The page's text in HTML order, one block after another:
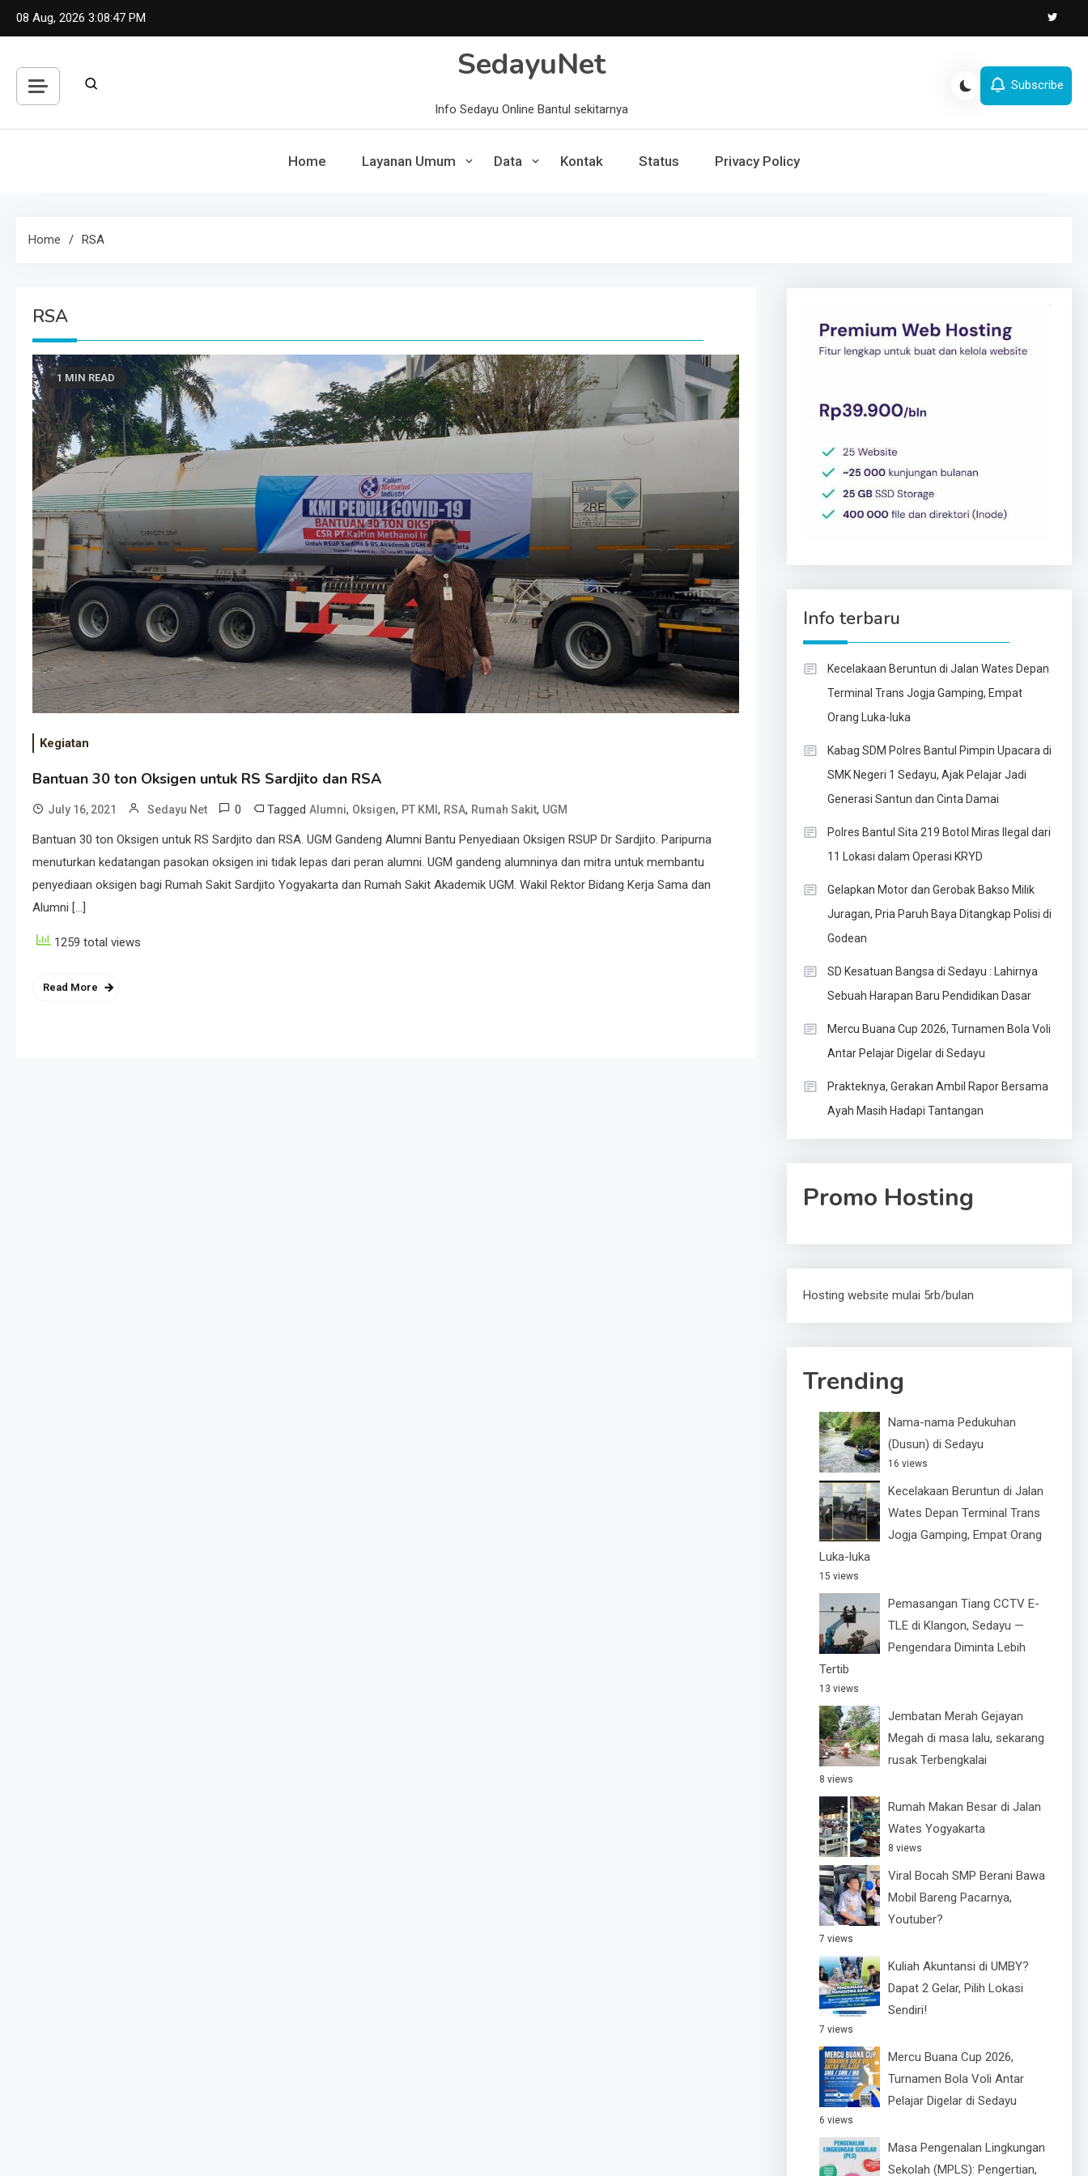
Skip
08 Aug, 2026 3:08:48 PM
SedayuNet
Info Sedayu Online Bantul sekitarnya
Subscribe
Home Layanan Umum Data Kontak Status Privacy Policy
Home RSA
RSA
1 MIN READ
Kegiatan
Bantuan 30 ton Oksigen untuk RS Sardjito dan RSA
July 16, 2021 Sedayu Net 0 Tagged Alumni, Oksigen, PT KMI , RSA, Rumah Sakit, UGM
Bantuan 30 ton Oksigen untuk RS Sardjito dan RSA. UGM Gandeng Alumni Bantu Penyediaan Oksigen RSUP Dr Sardjito. Paripurna
menuturkan kedatangan pasokan oksigen ini tidak lepas dari peran alumni. UGM gandeng alumninya dan mitra untuk membantu
penyediaan oksigen bagi Rumah Sakit Sardjito Yogyakarta dan Rumah Sakit Akademik UGM. Wakil Rektor Bidang Kerja Sama dan
Alumni […]
1259 total views
Read More
Info terbaru
Kecelakaan Beruntun di Jalan Wates Depan
Terminal Trans Jogja Gamping, Empat
Orang Luka-luka
Kabag SDM Polres Bantul Pimpin Upacara di
SMK Negeri 1 Sedayu, Ajak Pelajar Jadi
Generasi Santun dan Cinta Damai
Polres Bantul Sita 219 Botol Miras Ilegal dari
11 Lokasi dalam Operasi KRYD
Gelapkan Motor dan Gerobak Bakso Milik
Juragan, Pria Paruh Baya Ditangkap Polisi di
Godean
SD Kesatuan Bangsa di Sedayu : Lahirnya
Sebuah Harapan Baru Pendidikan Dasar
Mercu Buana Cup 2026, Turnamen Bola Voli
Antar Pelajar Digelar di Sedayu
Prakteknya, Gerakan Ambil Rapor Bersama
Ayah Masih Hadapi Tantangan
Promo Hosting
Hosting website mulai 5rb/bulan
Trending
Nama-nama Pedukuhan
(Dusun) di Sedayu
16 views
Kecelakaan Beruntun di Jalan
Wates Depan Terminal Trans
Jogja Gamping, Empat Orang
Luka-luka
15 views
Pemasangan Tiang CCTV E-
TLE di Klangon, Sedayu —
Pengendara Diminta Lebih
Tertib
13 views
Jembatan Merah Gejayan
Megah di masa lalu, sekarang
rusak Terbengkalai
8 views
Rumah Makan Besar di Jalan
Wates Yogyakarta
8 views
Viral Bocah SMP Berani Bawa
Mobil Bareng Pacarnya,
Youtuber?
7 views
Kuliah Akuntansi di UMBY?
Dapat 2 Gelar, Pilih Lokasi
Sendiri!
7 views
Mercu Buana Cup 2026,
Turnamen Bola Voli Antar
Pelajar Digelar di Sedayu
6 views
Masa Pengenalan Lingkungan
Sekolah (MPLS): Pengertian,